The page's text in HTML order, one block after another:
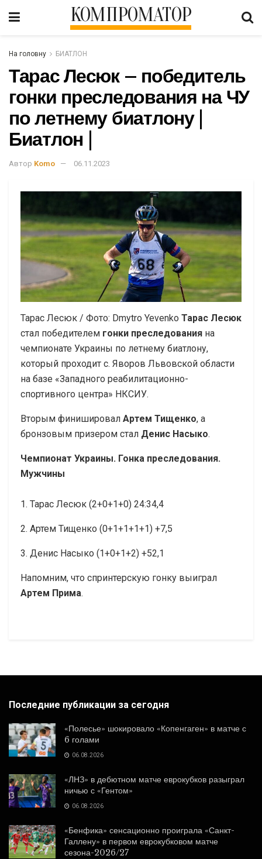
КОМПРОМАТОР
На головну БИАТЛОН
Тарас Лесюк – победитель
гонки преследования на ЧУ
по летнему биатлону |
Биатлон |
Автор Komo 06.11.2023
Тарас Лесюк / Фото: Dmytro Yevenko Тарас Лесюк
стал победителем гонки преследования на
чемпионате Украины по летнему биатлону,
который проходит с. Яворов Львовской области
на базе «Западного реабилитационно-
спортивного центра» НКСИУ.
Вторым финишировал Артем Тищенко, а
бронзовым призером стал Денис Насыко.
Чемпионат Украины. Гонка преследования.
Мужчины
1. Тарас Лесюк (2+0+1+0) 24:34,4
2. Артем Тищенко (0+1+1+1+1) +7,5
3. Денис Насыко (1+0+1+2) +52,1
Напомним, что спринтерскую гонку выиграл
Артем Прима.
Последние публикации за сегодня
«Полесье» шокировало «Копенгаген» в матче с
6 голами
06.08.2026
«ЛНЗ» в дебютном матче еврокубков разыграл
ничью с «Гентом»
06.08.2026
«Бенфика» сенсационно проиграла «Санкт-
Галлену» в первом еврокубковом матче
сезона-2026/27